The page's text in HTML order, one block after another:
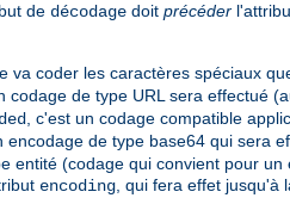
de décodage doit précéder
va coder les caractères spéciaux
codage de type URL sera effectué
, c'est un codage compatible
encodage de type base64 qui sera
entité (codage qui convient pour
encoding , qui fera effet